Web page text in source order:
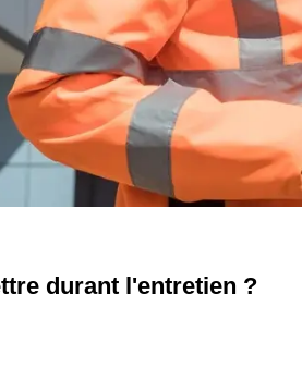
durant l'entretien ?